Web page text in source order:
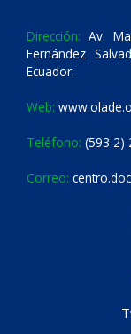
Dirección: Av.
Fernández
Ecuador.
Web:
Teléfono: (593 2)
Correo: